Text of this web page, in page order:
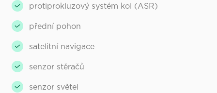
protiprokluzový systém kol (ASR)
přední pohon
satelitní navigace
senzor stěračů
senzor světel